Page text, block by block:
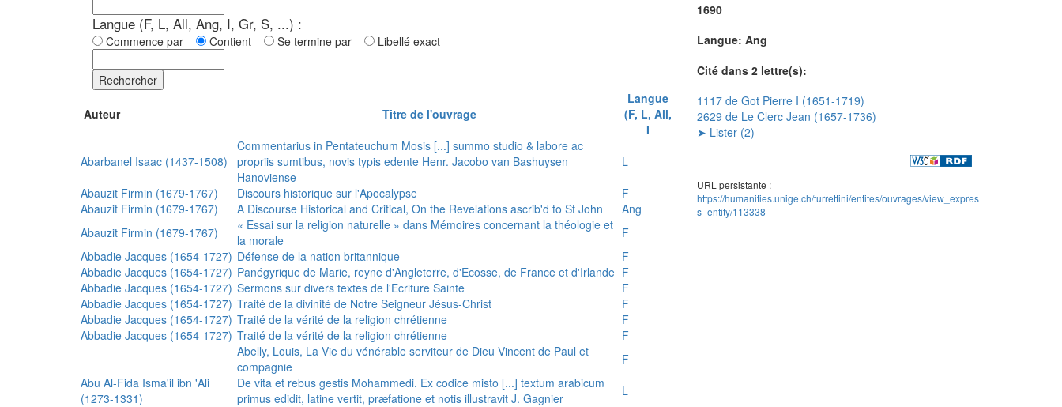
Langue (F, L, All, Ang, I, Gr, S, ...) :
Commence par Contient Se termine par Libellé exact
Rechercher
Auteur Titre de l'ouvrage
Langue
(F, L, All,
I
Abarbanel Isaac (1437-1508)
Commentarius in Pentateuchum Mosis [...] summo studio & labore ac
propriis sumtibus, novis typis edente Henr. Jacobo van Bashuysen
Hanoviense
L
Abauzit Firmin (1679-1767)
Discours historique sur l'Apocalypse
F
Abauzit Firmin (1679-1767)
A Discourse Historical and Critical, On the Revelations ascrib'd to St John
Ang
Abauzit Firmin (1679-1767)
« Essai sur la religion naturelle » dans Mémoires concernant la théologie et
la morale
F
Abbadie Jacques (1654-1727) Défense de la nation britannique
F
Abbadie Jacques (1654-1727) Panégyrique de Marie, reyne d'Angleterre, d'Ecosse, de France et d'Irlande F
Abbadie Jacques (1654-1727) Sermons sur divers textes de l'Ecriture Sainte
F
Abbadie Jacques (1654-1727) Traité de la divinité de Notre Seigneur Jésus-Christ
F
Abbadie Jacques (1654-1727) Traité de la vérité de la religion chrétienne
F
Abbadie Jacques (1654-1727) Traité de la vérité de la religion chrétienne
F
Abelly, Louis, La Vie du vénérable serviteur de Dieu Vincent de Paul et
compagnie
F
Abu Al-Fida Isma'il ibn 'Ali
(1273-1331)
De vita et rebus gestis Mohammedi. Ex codice misto [...] textum arabicum
primus edidit, latine vertit, præfatione et notis illustravit J. Gagnier
L
1690
Langue: Ang
Cité dans 2 lettre(s):
1117 de Got Pierre I (1651-1719)
2629 de Le Clerc Jean (1657-1736)
➤ Lister (2)
URL persistante :
https://humanities.unige.ch/turrettini/entites/ouvrages/view_expres
s_entity/113338